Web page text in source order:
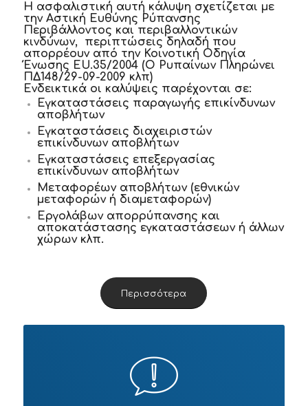
Η ασφαλιστική αυτή κάλυψη σχετίζεται με
την Αστική Ευθύνης Ρύπανσης
Περιβάλλοντος και περιβαλλοντικών
κινδύνων, περιπτώσεις δηλαδή που
απορρέουν από την Κοινοτική Οδηγία
Ένωσης EU.35/2004 (Ο Ρυπαίνων Πληρώνει
ΠΔ148/29-09-2009 κλπ)
Ενδεικτικά οι καλύψεις παρέχονται σε:
Εγκαταστάσεις παραγωγής επικίνδυνων
αποβλήτων
Εγκαταστάσεις διαχειριστών
επικίνδυνων αποβλήτων
Εγκαταστάσεις επεξεργασίας
επικίνδυνων αποβλήτων
Μεταφορέων αποβλήτων (εθνικών
μεταφορών ή διαμεταφορών)
Εργολάβων απορρύπανσης και
αποκατάστασης εγκαταστάσεων ή άλλων
χώρων κλπ.
Περισσότερα